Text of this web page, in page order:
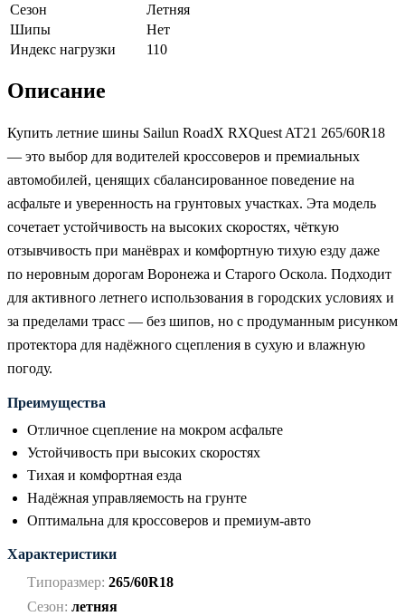
Сезон
Летняя
Шипы
Нет
Индекс нагрузки
110
Описание
Купить летние шины Sailun RoadX RXQuest AT21 265/60R18
— это выбор для водителей кроссоверов и премиальных
автомобилей, ценящих сбалансированное поведение на
асфальте и уверенность на грунтовых участках. Эта модель
сочетает устойчивость на высоких скоростях, чёткую
отзывчивость при манёврах и комфортную тихую езду даже
по неровным дорогам Воронежа и Старого Оскола. Подходит
для активного летнего использования в городских условиях и
за пределами трасс — без шипов, но с продуманным рисунком
протектора для надёжного сцепления в сухую и влажную
погоду.
Преимущества
Отличное сцепление на мокром асфальте
Устойчивость при высоких скоростях
Тихая и комфортная езда
Надёжная управляемость на грунте
Оптимальна для кроссоверов и премиум-авто
Характеристики
Типоразмер: 265/60R18
Сезон: летняя